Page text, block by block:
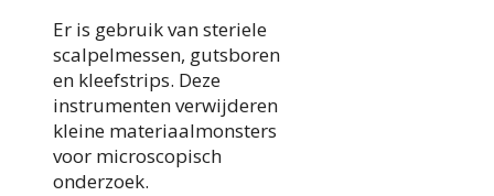
Er is gebruik van steriele
scalpelmessen, gutsboren
en kleefstrips. Deze
instrumenten verwijderen
kleine materiaalmonsters
voor microscopisch
onderzoek.